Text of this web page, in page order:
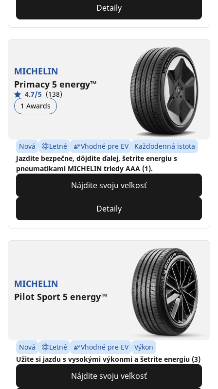
Detaily
MICHELIN
Primacy 5 energy™
4.7/5 (138)
1 Awards
Nová Letné Vhodné pre EV
Každodenná istota
Jazdite bezpečne, dôjdite ďalej, šetrite energiu s
pneumatikami MICHELIN triedy AAA (1).
Nájdite svoju veľkosť
Detaily
MICHELIN
Pilot Sport 5 energy™
Nová Letné Vhodné pre EV
Výkon
Užite si jazdu s vysokými výkonmi a šetrite energiu (3)
Nájdite svoju veľkosť